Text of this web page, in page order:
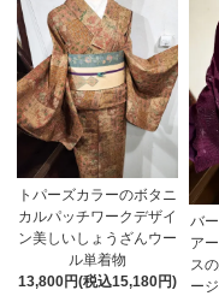
トパーズカラーのボタニ
カルパッチワークデザイ
ン美しいしょうざんウー
ル単着物
13,800円(税込15,180円)
バ
ア
ス
ー